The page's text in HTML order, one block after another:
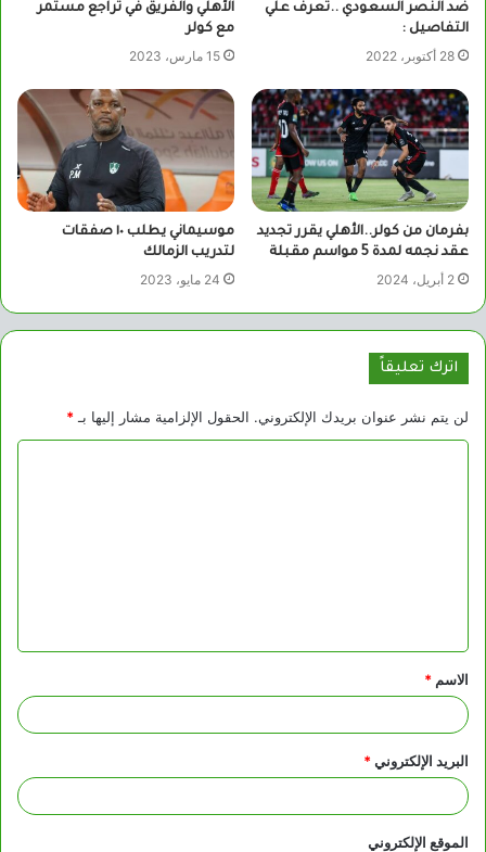
ضد النصر السعودي ..تعرف علي
التفاصيل :
28 أكتوبر، 2022
الأهلي والفريق في تراجع مستمر
مع كولر
15 مارس، 2023
بفرمان من كولر..الأهلي يقرر تجديد
عقد نجمه لمدة 5 مواسم مقبلة
2 أبريل، 2024
موسيماني يطلب ١٠ صفقات
لتدريب الزمالك
24 مايو، 2023
اترك تعليقاً
لن يتم نشر عنوان بريدك الإلكتروني. الحقول الإلزامية مشار إليها بـ *
ق
*
الاسم *
البريد الإلكتروني*
الموقع الإلكتروني